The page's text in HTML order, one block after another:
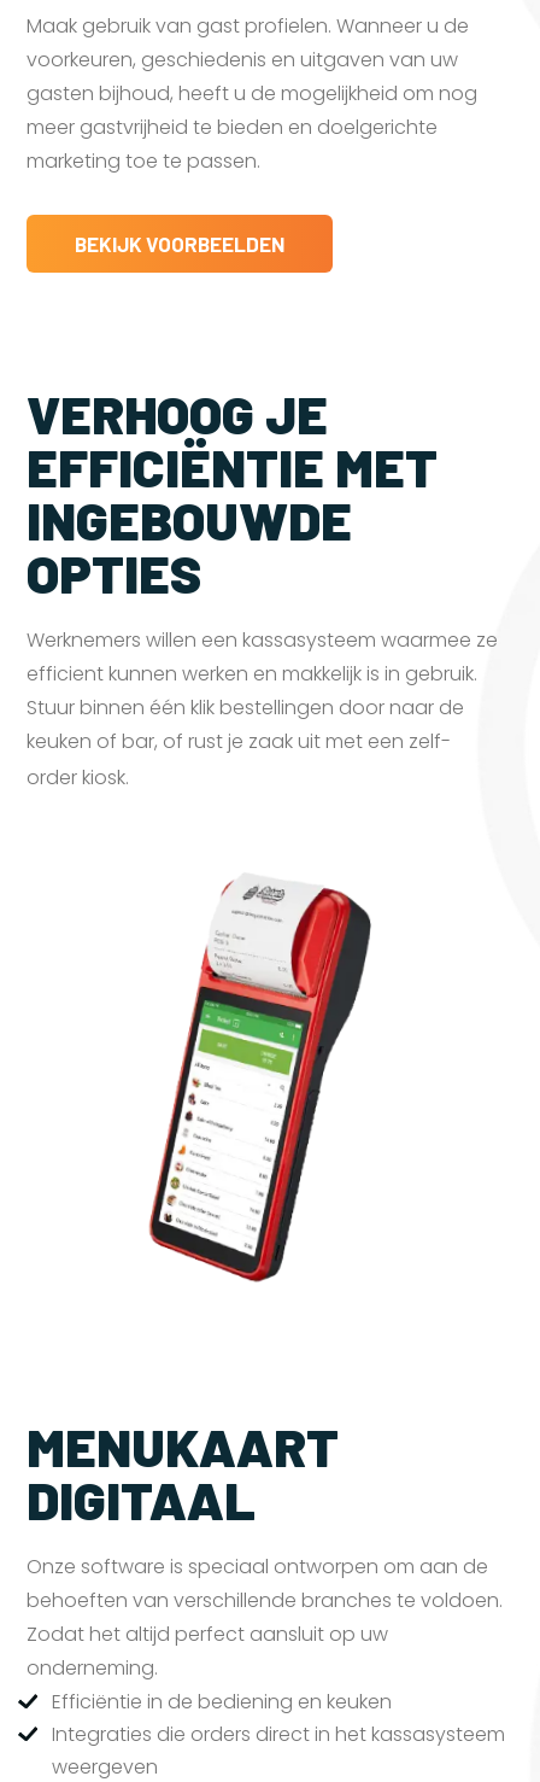
Maak gebruik van gast profielen. Wanneer u de
voorkeuren, geschiedenis en uitgaven van uw
gasten bijhoud, heeft u de mogelijkheid om nog
meer gastvrijheid te bieden en doelgerichte
marketing toe te passen.
BEKIJK VOORBEELDEN
VERHOOG JE
EFFICIËNTIE MET
INGEBOUWDE
OPTIES
Werknemers willen een kassasysteem waarmee ze
efficient kunnen werken en makkelijk is in gebruik.
Stuur binnen één klik bestellingen door naar de
keuken of bar, of rust je zaak uit met een zelf-
order kiosk.
MENUKAART
DIGITAAL
Onze software is speciaal ontworpen om aan de
behoeften van verschillende branches te voldoen.
Zodat het altijd perfect aansluit op uw
onderneming.
Efficiëntie in de bediening en keuken
Integraties die orders direct in het kassasysteem
weergeven